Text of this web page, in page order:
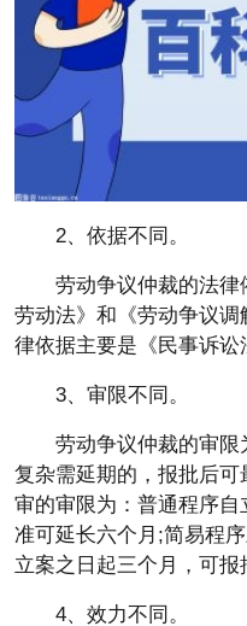
2、依据不同。
劳动争议仲裁的法律
劳动法》和《劳动争议
律依据主要是《民事诉讼
3、审限不同。
劳动争议仲裁的审
复杂需延期的，报批后
审的审限为：普通程序
准可延长六个月;简易程
立案之日起三个月，可报
4、效力不同。